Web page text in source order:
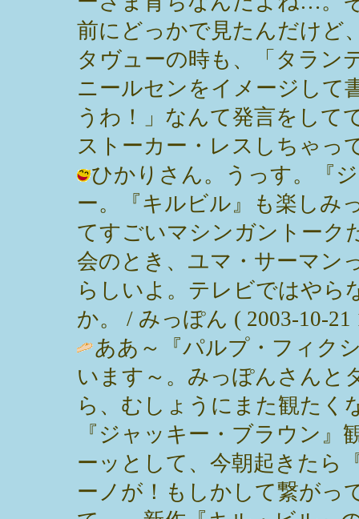
前にどっかで見たんだけど
タヴューの時も、「タラン
ニールセンをイメージして
うわ！」なんて発言をして
ストーカー・レスしちゃっ
ひかりさん。うっす。『
ー。『キルビル』も楽しみ
てすごいマシンガントーク
会のとき、ユマ・サーマン
らしいよ。テレビではやら
か。 / みっぽん ( 2003-10-21
ああ～『パルプ・フィク
います～。みっぽんさんと
ら、むしょうにまた観たく
『ジャッキー・ブラウン
ーッとして、今朝起きたら
ーノが！もしかして繋が